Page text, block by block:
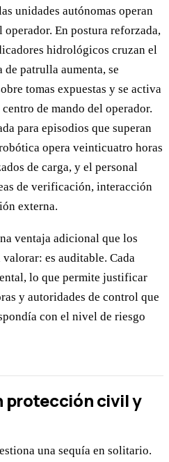
unidades autónomas operan
En postura reforzada,
hidrológicos cruzan el
patrulla aumenta, se
tomas expuestas y se activa
de mando del operador.
para episodios que superan
opera veinticuatro horas
de carga, y el personal
de verificación, interacción
externa.
ventaja adicional que los
es auditable. Cada
lo que permite justificar
y autoridades de control que
con el nivel de riesgo
protección civil y
una sequía en solitario.